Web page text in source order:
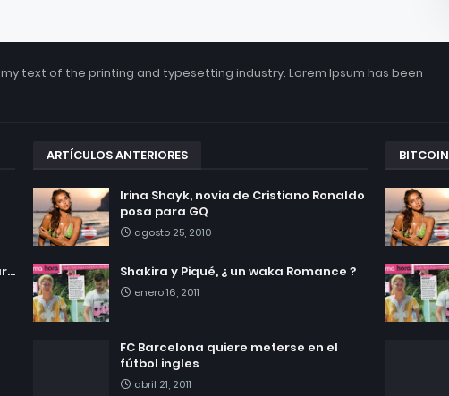
text of the printing and typesetting industry. Lorem Ipsum has been
ARTÍCULOS ANTERIORES
Irina Shayk, novia de Cristiano Ronaldo
posa para GQ
agosto 25, 2010
Shakira y Piqué, ¿ un waka Romance ?
enero 16, 2011
FC Barcelona quiere meterse en el
fútbol ingles
abril 21, 2011
BITCOIN